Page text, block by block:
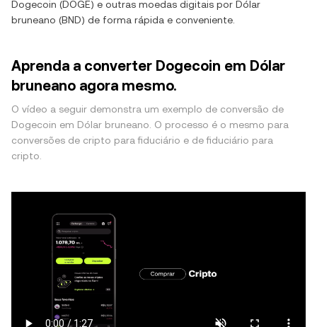
Dogecoin (DOGE) e outras moedas digitais por Dólar
bruneano (BND) de forma rápida e conveniente.
Aprenda a converter Dogecoin em Dólar
bruneano agora mesmo.
O vídeo a seguir demonstra um exemplo de conversão de
Dogecoin em Dólar bruneano. O processo é o mesmo para
conversões de cripto para fiduciário e de fiduciário para
cripto.